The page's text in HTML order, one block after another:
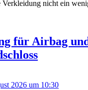
Verkleidung nicht ein
für Airbag
2026 um 10:30